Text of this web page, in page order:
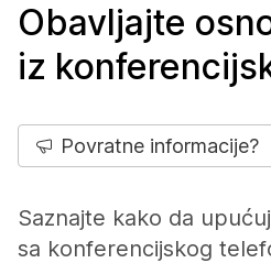
Obavljajte
iz
Povratne informacije?
Saznajte kako da
sa konferencijskog